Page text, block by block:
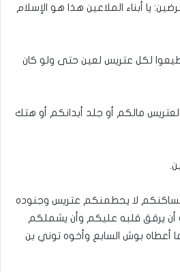
يا أبناء الملاعين هذا هو الإسلام
لكل عتريس لعين حتى ولو كان
مالكم أو جلد أبدانكم أو هتك
مساكنكم لا يحطمنكم عتريس وجنوده
أن يرقق قلبه عليكم وأن يشملكم
بوش السابع وأخوه توني بن